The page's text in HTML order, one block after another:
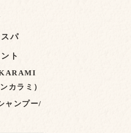
パ
ト
カラミ）
ャンプー/